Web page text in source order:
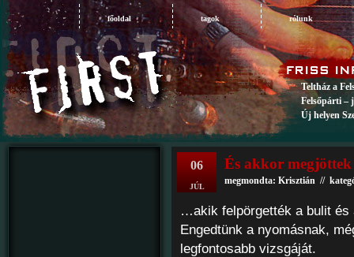
főoldal tagok rólunk
Teltház a
Felsőpárti –
Új helyen
06
JÚL
És akkor
megmondta: Krisztián //
…akik felpörgették a bulit és
Engedtünk a nyomásnak,
legfontosabb vizsgáját.